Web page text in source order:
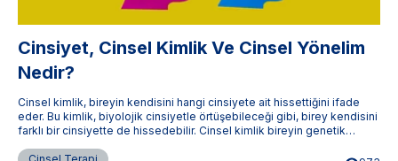
Cinsiyet, Cinsel Kimlik Ve Cinsel Yönelim
Nedir?
Cinsel kimlik, bireyin kendisini hangi cinsiyete ait hissettiğini ifade
eder. Bu kimlik, biyolojik cinsiyetle örtüşebileceği gibi, birey kendisini
farklı bir cinsiyette de hissedebilir. Cinsel kimlik bireyin genetik